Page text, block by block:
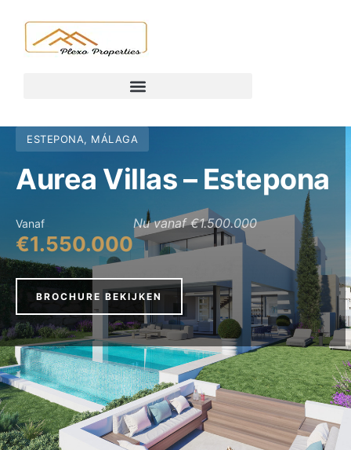
ESTEPONA, MÁLAGA
Aurea Villas – Estepona
Vanaf
€1.550.000
Nu vanaf €1.500.000
BROCHURE BEKIJKEN